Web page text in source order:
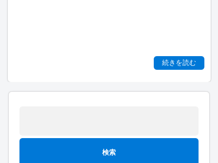
続きを読む